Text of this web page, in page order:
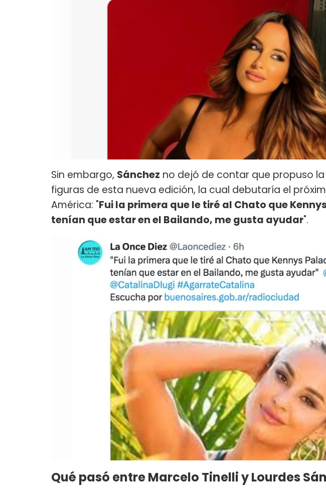
Sin embargo, Sánchez no dejó de contar que propuso
figuras de esta nueva edición, la cual debutaría el
América: "Fui la primera que le tiré al Chato que
tenían que estar en el Bailando, me gusta ayudar".
Qué pasó entre Marcelo Tinelli y Lourdes